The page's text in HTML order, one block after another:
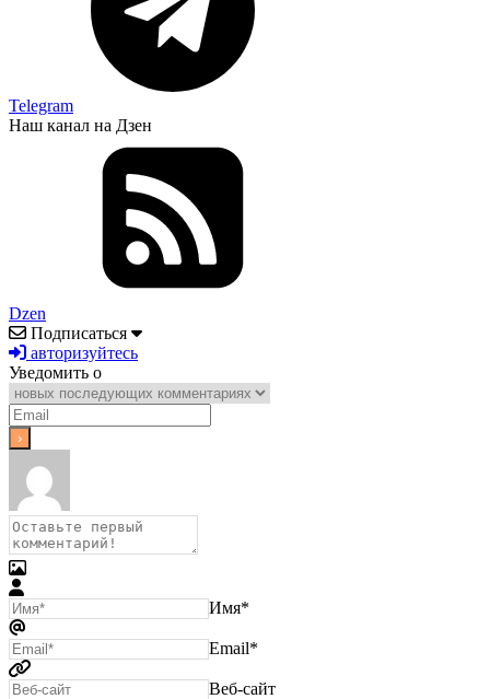
Telegram
Наш канал на Дзен
Dzen
Подписаться
авторизуйтесь
Уведомить о
Имя*
Email*
Веб-сайт